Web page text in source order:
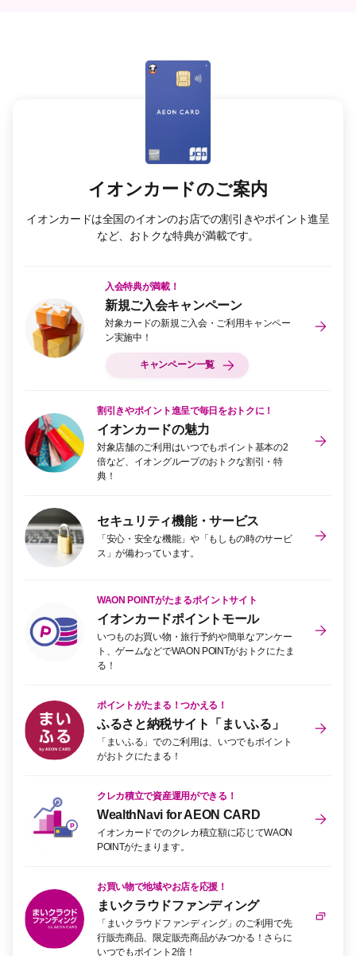
イオンカードのご案内
イオンカードは全国のイオンのお店での割引きやポイント進呈
など、おトクな特典が満載です。
入会特典が満載！
新規ご入会キャンペーン
対象カードの新規ご入会・ご利用キャンペー
ン実施中！
キャンペーン一覧
割引きやポイント進呈で毎日をおトクに！
イオンカードの魅力
対象店舗のご利用はいつでもポイント基本の2
倍など、イオングループのおトクな割引・特
典！
セキュリティ機能・サービス
「安心・安全な機能」や「もしもの時のサービ
ス」が備わっています。
WAON POINTがたまるポイントサイト
イオンカードポイントモール
いつものお買い物・旅行予約や簡単なアンケー
ト、ゲームなどでWAON POINTがおトクにたま
る！
ポイントがたまる！つかえる！
ふるさと納税サイト「まいふる」
「まいふる」でのご利用は、いつでもポイント
がおトクにたまる！
クレカ積立で資産運用ができる！
WealthNavi for AEON CARD
イオンカードでのクレカ積立額に応じてWAON
POINTがたまります。
お買い物で地域やお店を応援！
まいクラウドファンディング
「まいクラウドファンディング」のご利用で先
行販売商品、限定販売商品がみつかる！さらに
いつでもポイント2倍！